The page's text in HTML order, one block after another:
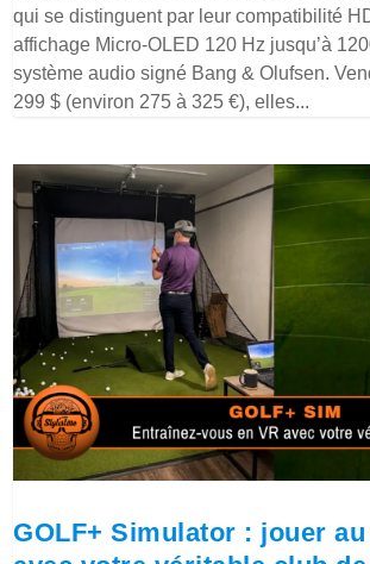
qui se distinguent par leur compatibilité
affichage Micro-OLED 120 Hz jusqu’à
système audio signé Bang & Olufsen.
299 $ (environ 275 à 325 €), elles...
GOLF+ Simulator : jouer